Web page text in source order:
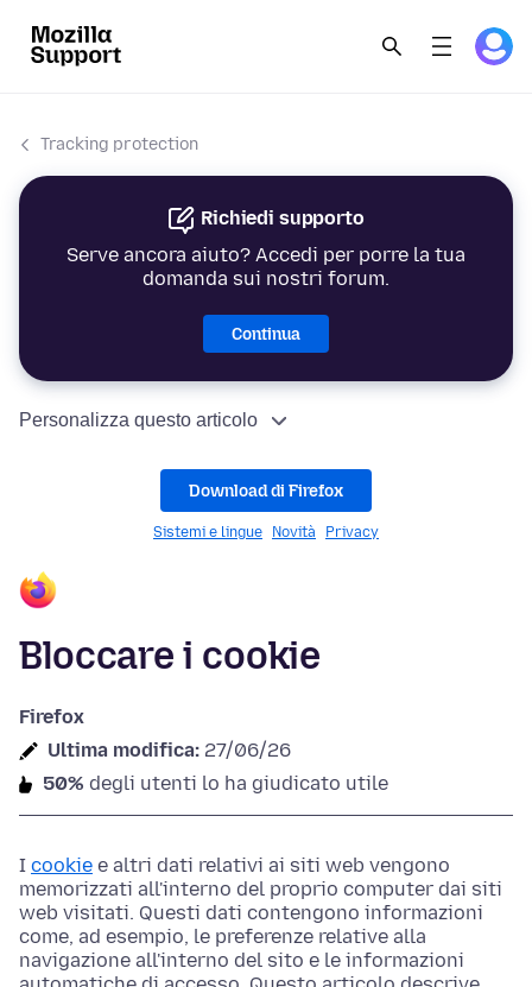
Tracking protection
Richiedi supporto
Serve ancora aiuto? Accedi per porre la tua
domanda sui nostri forum.
Continua
Personalizza questo articolo
Download di Firefox
Sistemi e lingue Novità Privacy
Bloccare i cookie
Firefox
Ultima modifica: 27/06/26
50% degli utenti lo ha giudicato utile
I cookie e altri dati relativi ai siti web vengono
memorizzati all'interno del proprio computer dai siti
web visitati. Questi dati contengono informazioni
come, ad esempio, le preferenze relative alla
navigazione all'interno del sito e le informazioni